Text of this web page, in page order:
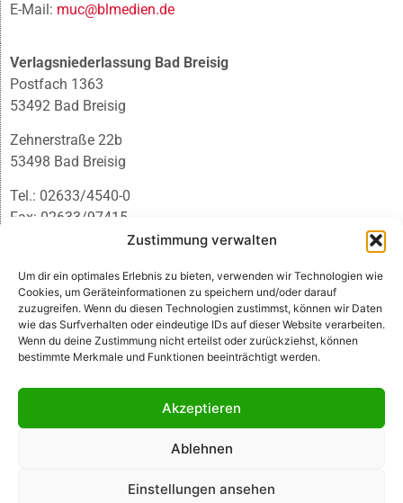
Zustimmung verwalten
Um dir ein optimales Erlebnis zu bieten, verwenden wir Technologien wie
Cookies, um Geräteinformationen zu speichern und/oder darauf
zuzugreifen. Wenn du diesen Technologien zustimmst, können wir Daten
wie das Surfverhalten oder eindeutige IDs auf dieser Website verarbeiten.
Wenn du deine Zustimmung nicht erteilst oder zurückziehst, können
bestimmte Merkmale und Funktionen beeinträchtigt werden.
Akzeptieren
Ablehnen
Einstellungen ansehen
E-Mail: muc@blmedien.de
Verlagsniederlassung Bad Breisig
Postfach 1363
53492 Bad Breisig
Zehnerstraße 22b
53498 Bad Breisig
Tel.: 02633/4540-0
Fax: 02633/97415
infobb@blmedien.de